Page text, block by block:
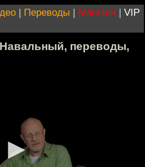
| Переводы | Магазин | VIP
переводы,